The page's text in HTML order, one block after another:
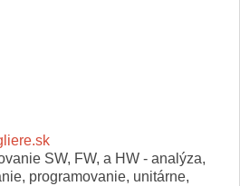
SW, FW, a HW - analýza,
programovanie, unitárne,